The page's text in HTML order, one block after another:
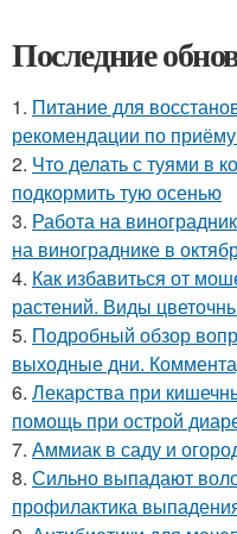
Последние
1. Питание для
рекомендации по
2. Что делать с туями в
подкормить тую осенью
3. Работа на
на винограднике в
4. Как избавиться от
растений. Виды
5. Подробный обзор
выходные дни.
6. Лекарства при
помощь при острой
7. Аммиак в саду и
8. Сильно выпадают
профилактика